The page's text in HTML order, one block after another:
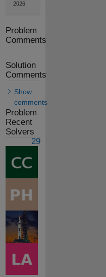
2026
Problem
Comments
Solution
Comments
Show
comments
Problem
Recent
Solvers
29